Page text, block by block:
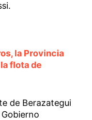
la Provincia
flota de
de Berazategui